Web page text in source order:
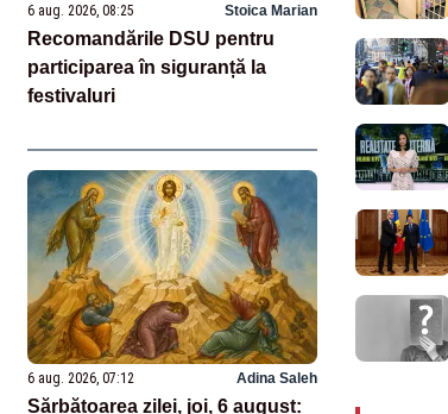
6 aug. 2026, 08:25 Stoica Marian
Recomandările DSU pentru
participarea în siguranță la
festivaluri
6 aug. 2026, 07:12 Adina Saleh
Sărbătoarea zilei, joi, 6 august: